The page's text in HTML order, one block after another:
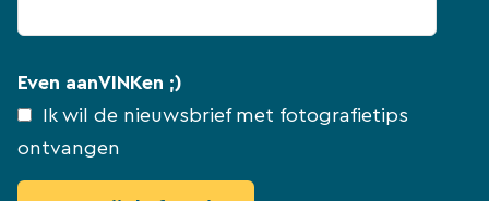
Even aanVINKen ;)
Ik wil de nieuwsbrief met fotografietips
ontvangen